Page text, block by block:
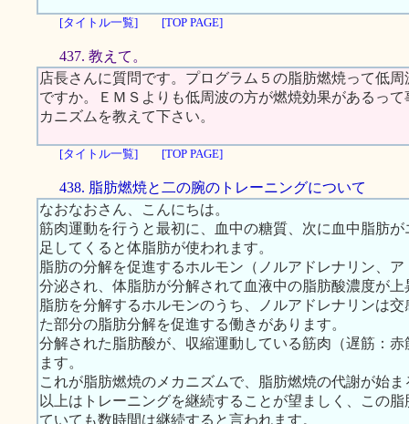
[タイトル一覧] [TOP PAGE]
437. 教えて。
店長さんに質問です。プログラム５の脂肪燃焼って低
ですか。ＥＭＳよりも低周波の方が燃焼効果があるっ
カニズムを教えて下さい。
[タイトル一覧] [TOP PAGE]
438. 脂肪燃焼と二の腕のトレーニングについて
なおなおさん、こんにちは。
筋肉運動を行うと最初に、血中の糖質、次に血中脂肪
足してくると体脂肪が使われます。
脂肪の分解を促進するホルモン（ノルアドレナリン、
分泌され、体脂肪が分解されて血液中の脂肪酸濃度が上
脂肪を分解するホルモンのうち、ノルアドレナリンは
た部分の脂肪分解を促進する働きがあります。
分解された脂肪酸が、収縮運動している筋肉（遅筋：
ます。
これが脂肪燃焼のメカニズムで、脂肪燃焼の代謝が始
以上はトレーニングを継続することが望ましく、この
ていても数時間は継続すると言われます。